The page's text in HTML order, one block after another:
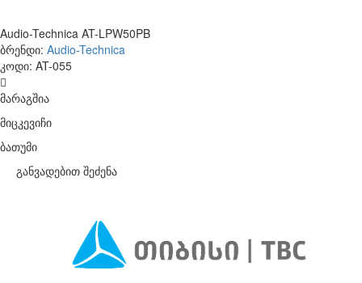
Audio-Technica AT-LPW50PB
ბრენდი: Audio-Technica
კოდი: AT-055
მარაგშია
მიცკევიჩი
ბათუმი
განვადებით შეძენა